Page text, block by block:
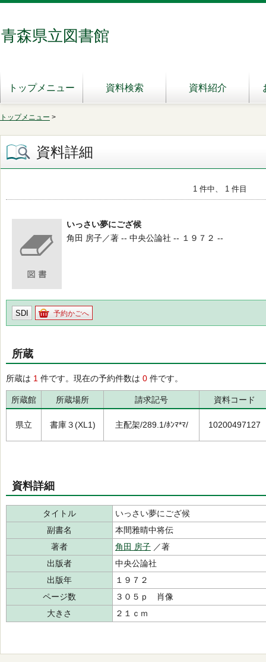
青森県立図書館
トップメニュー 資料検索 資料紹介
トップメニュー >
資料詳細
1 件中、 1 件目
いっさい夢にござ候
角田 房子／著 -- 中央公論社 -- １９７２ --
SDI 予約かごへ
所蔵
所蔵は 1 件です。現在の予約件数は 0 件です。
所蔵館 所蔵場所 請求記号 資料コード
県立 書庫３(XL1) 主配架/289.1/ﾎﾝﾏ*ﾏ/ 10200497127
資料詳細
タイトル
いっさい夢にござ候
副書名
本間雅晴中将伝
著者
角田 房子 ／著
出版者
中央公論社
出版年
１９７２
ページ数
３０５ｐ 肖像
大きさ
２１ｃｍ